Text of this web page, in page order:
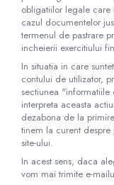
Protectie si acoperiri in
Aparatura si echipamente
Protectie personal
Sterilizare
Casolete sterilizare
Pungi sterilizare
Indicatori sterilizare
Masini sigilat si taiat pungi
Lampi germicide
Sterilizatoare
obligatiilor legale care
cazul documentelor
termenul de pastrare
incheierii exercitiului
In situatia in care
contului de utilizator,
sectiunea "informatiile
interpreta aceasta
dezabona de la
tinem la curent
site-ului.
In acest sens, daca
vom mai trimite e-